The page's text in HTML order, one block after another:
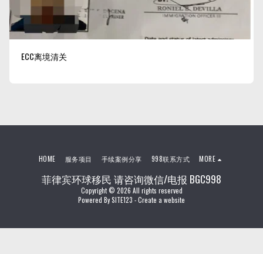
ECC离境清关
菲律宾环球移民 请咨询微信/电报 BGC998
Copyright © 2026 All rights reserved
Powered BySITE123 -Create a website
HOME 服务项目 手续案例分享 998联系方式 MORE